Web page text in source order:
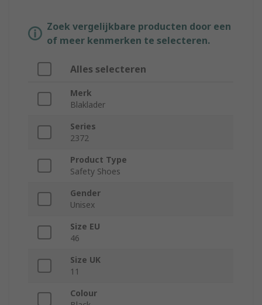
Zoek vergelijkbare producten door een
of meer kenmerken te selecteren.
Alles selecteren
Merk
Blaklader
Series
2372
Product Type
Safety Shoes
Gender
Unisex
Size EU
46
Size UK
11
Colour